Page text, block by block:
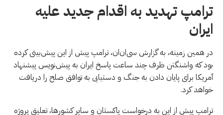
ترامپ تهدید به اقدام جدید علیه
ایران
در همین زمینه، به گزارش سی‌ان‌ان، ترامپ پیش از این پیش‌بینی کرده
بود که واشنگتن ظرف چند ساعت پاسخ ایران به پیش‌نویس پیشنهاد
آمریکا برای پایان دادن به جنگ و دستیابی به توافق صلح را دریافت
خواهد کرد.
ترامپ پیش از این به درخواست پاکستان و سایر کشورها، تعلیق پروژه